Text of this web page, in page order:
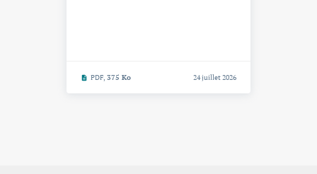
24 juillet 2026
PDF, 375 Ko